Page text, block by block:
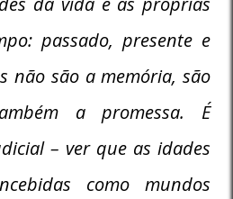
passado, presente e
não são a memória, são
a promessa. É
– ver que as idades
como mundos